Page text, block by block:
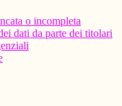
o incompleta
dati da parte dei titolari